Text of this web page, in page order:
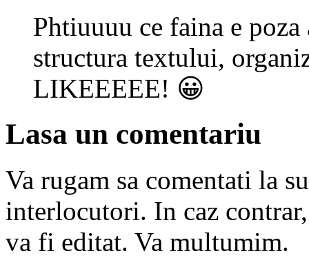
Phtiuuuu ce faina e
structura textului,
LIKEEEEE! 😀
Lasa un comentariu
Va rugam sa comentati la
interlocutori. In caz
va fi editat. Va multumim.